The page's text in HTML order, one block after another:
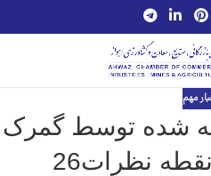
مهم
شده توسط گمرک
نظرات26